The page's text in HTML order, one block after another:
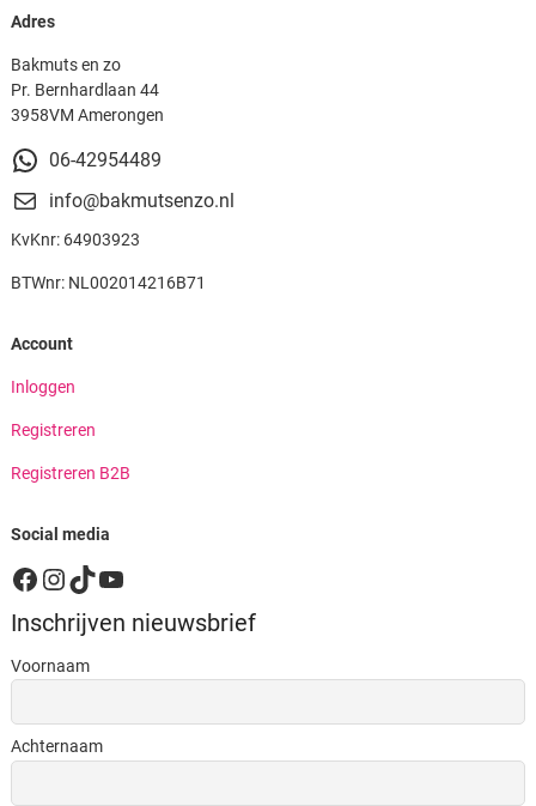
Adres
Bakmuts en zo
Pr. Bernhardlaan 44
3958VM Amerongen
06-42954489
info@bakmutsenzo.nl
KvKnr: 64903923
BTWnr: NL002014216B71
Account
Inloggen
Registreren
Registreren B2B
Social media
Facebook
Instagram
TikTok
YouTube
Inschrijven nieuwsbrief
Voornaam
Achternaam